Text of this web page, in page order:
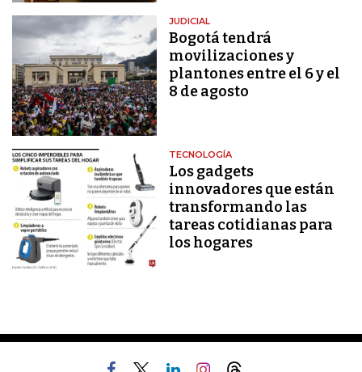
JUDICIAL
Bogotá tendrá
movilizaciones y
plantones entre el 6 y el
8 de agosto
TECNOLOGÍA
Los gadgets
innovadores que están
transformando las
tareas cotidianas para
los hogares